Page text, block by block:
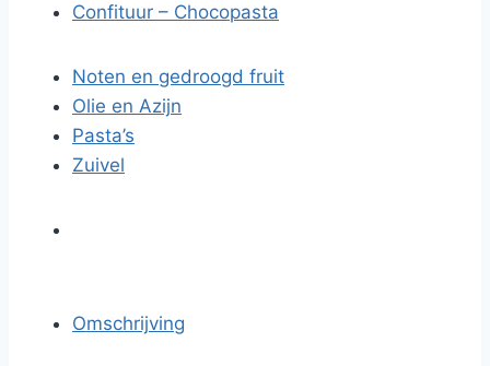
Confituur – Chocopasta
Noten en gedroogd fruit
Olie en Azijn
Pasta’s
Zuivel
Omschrijving